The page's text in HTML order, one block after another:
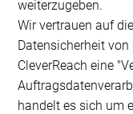
weiterzugeben.
Wir vertrauen auf
Datensicherheit
CleverReach eine
handelt es sich um